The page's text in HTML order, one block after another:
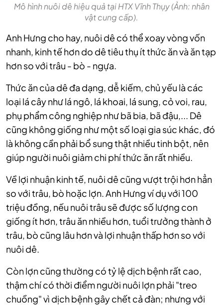
Mô hình nuôi dê hiệu quả tại HTX Vĩnh Thụy (Ảnh: nhân
vật cung cấp).
Anh Hưng cho hay, nuôi dê có thể xoay vòng vốn
nhanh, kinh tế hơn do dê tiêu thụ ít thức ăn và ăn tạp
hơn so với trâu - bò - ngựa.
Thức ăn của dê đa dạng, dễ kiếm, chủ yếu là các
loại lá cây như lá ngô, lá khoai, lá sung, cỏ voi, rau,
phụ phẩm công nghiệp như bã bia, bã đậu,... Dê
cũng không giống như một số loại gia súc khác, đó
là không cần phải bổ sung thật nhiều tinh bột, nên
giúp người nuôi giảm chi phí thức ăn rất nhiều.
Về lợi nhuận kinh tế, nuôi dê cũng vượt trội hơn hẳn
so với trâu, bò hoặc lợn. Anh Hưng ví dụ với 100
triệu đồng, nếu nuôi trâu sẽ được số lượng con
giống ít hơn, trâu ăn nhiều hơn, tuổi trưởng thành ở
trâu, bò cũng lâu hơn và lợi nhuận thấp hơn so với
nuôi dê.
Còn lợn cũng thường có tỷ lệ dịch bệnh rất cao,
thậm chí có thời điểm người nuôi lợn phải "treo
chuồng" vì dịch bệnh gây chết cả đàn; nhưng với